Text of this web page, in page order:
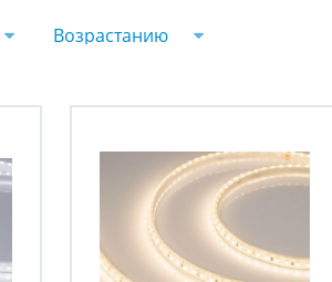
Возрастанию